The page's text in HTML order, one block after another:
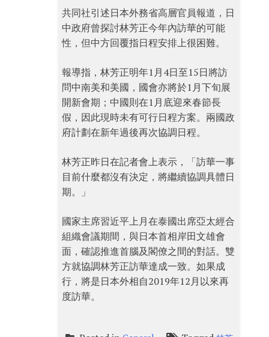
共同社引述日本外務省高層官員報道，日
中政府曾探討林芳正今年內訪華的可能
性，但中方回覆指日程安排上很困難。
報導指，林芳正明年1月4日至15日將訪
問中南美和美國，國會亦將於1月下旬展
開新會期；中國則在1月底迎來春節長
假，因此現時未有可行日程方案。兩國政
府計劃在新年過後再次協調日程。
林芳正昨日在記者會上表示，「訪華一事
目前什麼都沒有決定，將繼續協調具體日
期。」
國家主席習近平上月在泰國出席亞太經合
組織會議期間，與日本首相岸田文雄會
面，確認推進首腦及閣僚之間的對話。雙
方就協調林芳正訪華達成一致。如果成
行，將是日本外相自2019年12月以來再
度訪華。